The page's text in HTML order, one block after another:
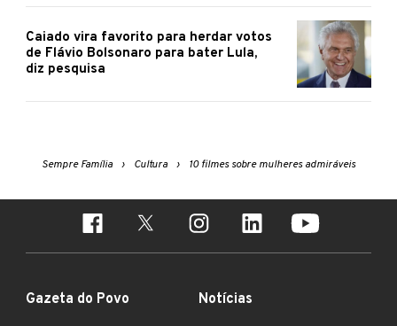
Caiado vira favorito para herdar votos
de Flávio Bolsonaro para bater Lula,
diz pesquisa
Sempre Família Cultura 10 filmes sobre mulheres admiráveis
Gazeta do Povo Notícias